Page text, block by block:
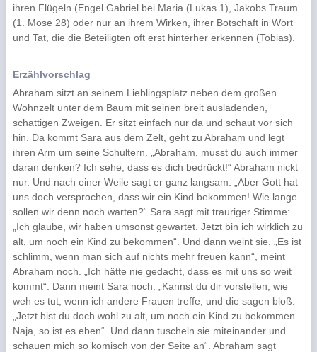
ihren Flügeln (Engel Gabriel bei Maria (Lukas 1), Jakobs Traum
(1. Mose 28) oder nur an ihrem Wirken, ihrer Botschaft in Wort
und Tat, die die Beteiligten oft erst hinterher erkennen (Tobias).
Erzählvorschlag
Abraham sitzt an seinem Lieblingsplatz neben dem großen
Wohnzelt unter dem Baum mit seinen breit ausladenden,
schattigen Zweigen. Er sitzt einfach nur da und schaut vor sich
hin. Da kommt Sara aus dem Zelt, geht zu Abraham und legt
ihren Arm um seine Schultern. „Abraham, musst du auch immer
daran denken? Ich sehe, dass es dich bedrückt!“ Abraham nickt
nur. Und nach einer Weile sagt er ganz langsam: „Aber Gott hat
uns doch versprochen, dass wir ein Kind bekommen! Wie lange
sollen wir denn noch warten?“ Sara sagt mit trauriger Stimme:
„Ich glaube, wir haben umsonst gewartet. Jetzt bin ich wirklich zu
alt, um noch ein Kind zu bekommen“. Und dann weint sie. „Es ist
schlimm, wenn man sich auf nichts mehr freuen kann“, meint
Abraham noch. „Ich hätte nie gedacht, dass es mit uns so weit
kommt“. Dann meint Sara noch: „Kannst du dir vorstellen, wie
weh es tut, wenn ich andere Frauen treffe, und die sagen bloß:
„Jetzt bist du doch wohl zu alt, um noch ein Kind zu bekommen.
Naja, so ist es eben“. Und dann tuscheln sie miteinander und
schauen mich so komisch von der Seite an“. Abraham sagt